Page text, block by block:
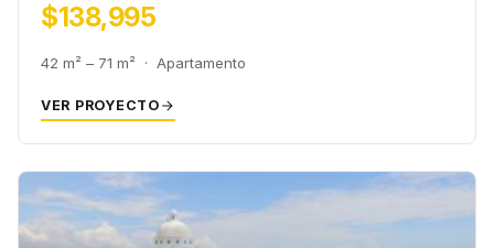
$138,995
42 m² – 71 m² · Apartamento
VER PROYECTO